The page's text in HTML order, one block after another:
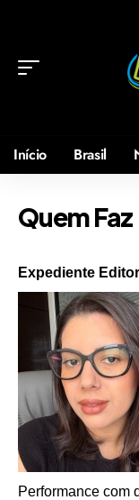
Início Brasil
Quem Faz
Expediente
Performance com